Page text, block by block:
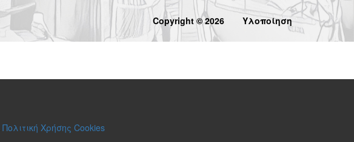
Copyright © 2026 Υλοποίηση
Πολιτική Χρήσης Cookies